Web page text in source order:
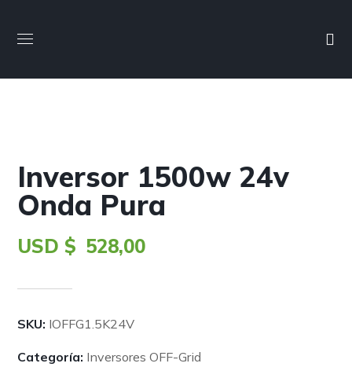
Inversor 1500w 24v
Onda Pura
USD $ 528,00
SKU: IOFFG1.5K24V
Categoría: Inversores OFF-Grid